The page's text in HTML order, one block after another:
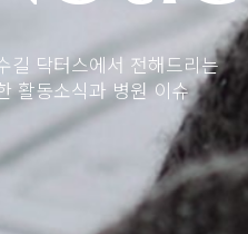
길 닥터스에서 전해드리는
활동소식과 병원 이슈